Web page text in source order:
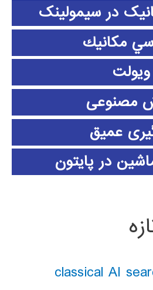
در سیمولینک
مكانيك
ویولت
مصنوعی
عمیق
در پایتون